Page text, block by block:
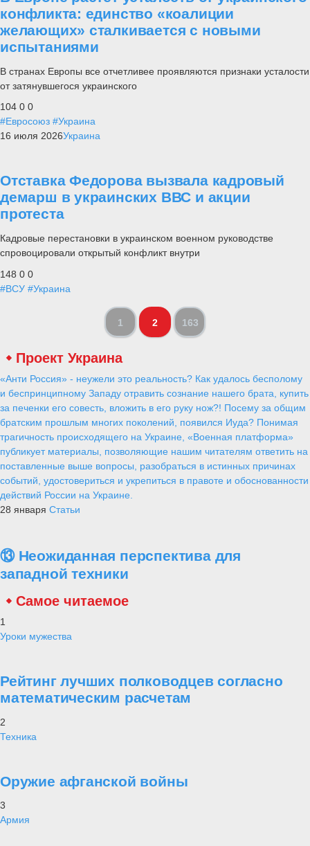
конфликта: единство «коалиции
желающих» сталкивается с новыми
испытаниями
В странах Европы все отчетливее проявляются признаки усталости
от затянувшегося украинского
104 0 0
#Евросоюз #Украина
16 июля 2026Украина
Отставка Федорова вызвала кадровый
демарш в украинских ВВС и акции
протеста
Кадровые перестановки в украинском военном руководстве
спровоцировали открытый конфликт внутри
148 0 0
#ВСУ #Украина
1 2 163
Проект Украина
«Анти Россия» - неужели это реальность? Как удалось бесполому
и беспринципному Западу отравить сознание нашего брата, купить
за печенки его совесть, вложить в его руку нож?! Посему за общим
братским прошлым многих поколений, появился Иуда? Понимая
трагичность происходящего на Украине, «Военная платформа»
публикует материалы, позволяющие нашим читателям ответить на
поставленные выше вопросы, разобраться в истинных причинах
событий, удостовериться и укрепиться в правоте и обоснованности
действий России на Украине.
28 января Статьи
⑬ Неожиданная перспектива для
западной техники
Самое читаемое
1
Уроки мужества
Рейтинг лучших полководцев согласно
математическим расчетам
2
Техника
Оружие афганской войны
3
Армия